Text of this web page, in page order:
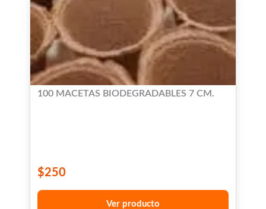
100 MACETAS BIODEGRADABLES 7 CM.
$250
Ver producto